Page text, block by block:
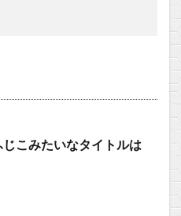
こみたいなタイトルは